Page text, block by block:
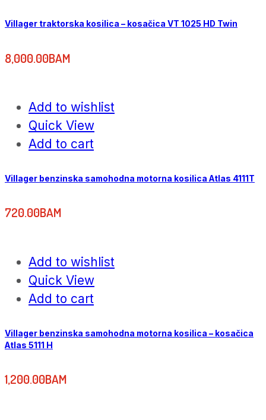
Villager traktorska kosilica – kosačica VT 1025 HD Twin
8,000.00BAM
Add to wishlist
Quick View
Add to cart
Villager benzinska samohodna motorna kosilica Atlas 4111T
720.00BAM
Add to wishlist
Quick View
Add to cart
Villager benzinska samohodna motorna kosilica – kosačica
Atlas 5111 H
1,200.00BAM